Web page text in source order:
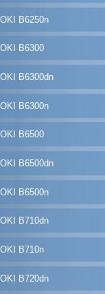
OKI B6250n
OKI B6300
OKI B6300dn
OKI B6300n
OKI B6500
OKI B6500dn
OKI B6500n
OKI B710dn
OKI B710n
OKI B720dn